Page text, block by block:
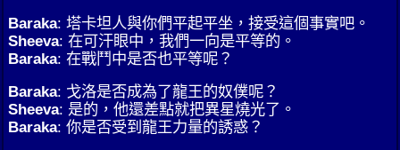
Baraka: 塔卡坦人與你們平起平坐，接受這個事實吧。
Sheeva: 在可汗眼中，我們一向是平等的。
Baraka: 在戰鬥中是否也平等呢？
Baraka: 戈洛是否成為了龍王的奴僕呢？
Sheeva: 是的，他還差點就把異星燒光了。
Baraka: 你是否受到龍王力量的誘惑？